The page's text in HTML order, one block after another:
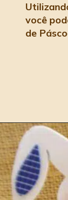
você
de